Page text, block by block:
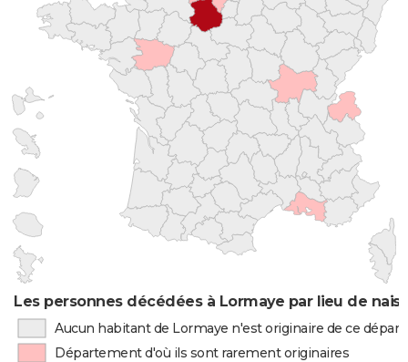
Les personnes décédées à Lormaye par lieu de
Aucun habitant de Lormaye n'est originaire de ce
Département d'où ils sont rarement originaires